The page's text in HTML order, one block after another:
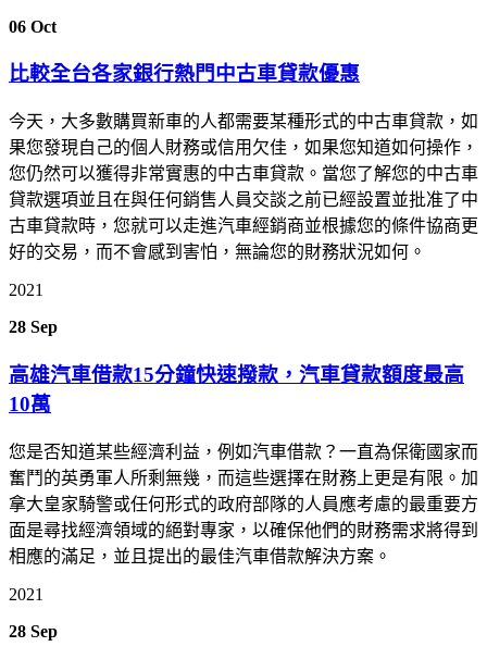
06 Oct
比較全台各家銀行熱門中古車貸款優惠
今天，大多數購買新車的人都需要某種形式的中古車貸款，如
果您發現自己的個人財務或信用欠佳，如果您知道如何操作，
您仍然可以獲得非常實惠的中古車貸款。當您了解您的中古車
貸款選項並且在與任何銷售人員交談之前已經設置並批准了中
古車貸款時，您就可以走進汽車經銷商並根據您的條件協商更
好的交易，而不會感到害怕，無論您的財務狀況如何。
2021
28 Sep
高雄汽車借款15分鐘快速撥款，汽車貸款額度最高
10萬
您是否知道某些經濟利益，例如汽車借款？一直為保衛國家而
奮鬥的英勇軍人所剩無幾，而這些選擇在財務上更是有限。加
拿大皇家騎警或任何形式的政府部隊的人員應考慮的最重要方
面是尋找經濟領域的絕對專家，以確保他們的財務需求將得到
相應的滿足，並且提出的最佳汽車借款解決方案。
2021
28 Sep